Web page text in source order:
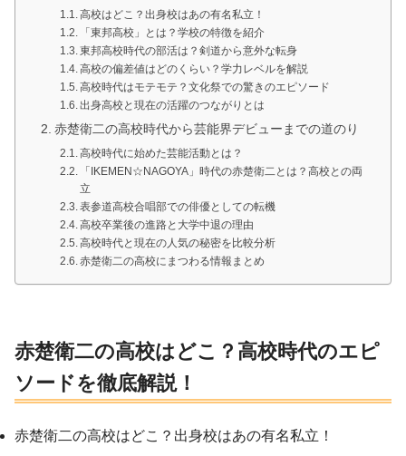
高校はどこ？出身校はあの有名私立！
「東邦高校」とは？学校の特徴を紹介
東邦高校時代の部活は？剣道から意外な転身
高校の偏差値はどのくらい？学力レベルを解説
高校時代はモテモテ？文化祭での驚きのエピソード
出身高校と現在の活躍のつながりとは
赤楚衛二の高校時代から芸能界デビューまでの道のり
高校時代に始めた芸能活動とは？
「IKEMEN☆NAGOYA」時代の赤楚衛二とは？高校との両
立
表参道高校合唱部での俳優としての転機
高校卒業後の進路と大学中退の理由
高校時代と現在の人気の秘密を比較分析
赤楚衛二の高校にまつわる情報まとめ
赤楚衛二の高校はどこ？高校時代のエピ
ソードを徹底解説！
赤楚衛二の高校はどこ？出身校はあの有名私立！